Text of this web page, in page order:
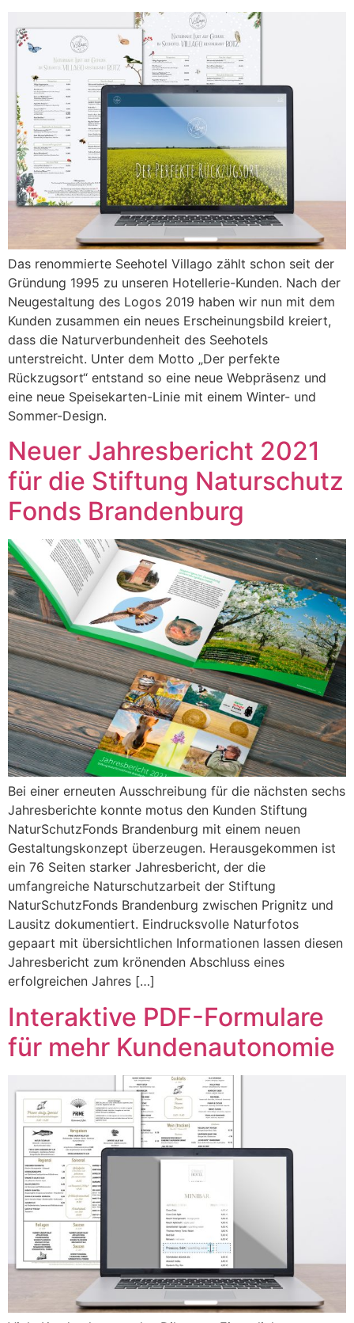
Das renommierte Seehotel Villago zählt schon seit der
Gründung 1995 zu unseren Hotellerie-Kunden. Nach der
Neugestaltung des Logos 2019 haben wir nun mit dem
Kunden zusammen ein neues Erscheinungsbild kreiert,
dass die Naturverbundenheit des Seehotels
unterstreicht. Unter dem Motto „Der perfekte
Rückzugsort“ entstand so eine neue Webpräsenz und
eine neue Speisekarten-Linie mit einem Winter- und
Sommer-Design.
Neuer Jahresbericht 2021
für die Stiftung Naturschutz
Fonds Brandenburg
Bei einer erneuten Ausschreibung für die nächsten sechs
Jahresberichte konnte motus den Kunden Stiftung
NaturSchutzFonds Brandenburg mit einem neuen
Gestaltungskonzept überzeugen. Herausgekommen ist
ein 76 Seiten starker Jahresbericht, der die
umfangreiche Naturschutzarbeit der Stiftung
NaturSchutzFonds Brandenburg zwischen Prignitz und
Lausitz dokumentiert. Eindrucksvolle Naturfotos
gepaart mit übersichtlichen Informationen lassen diesen
Jahresbericht zum krönenden Abschluss eines
erfolgreichen Jahres […]
Interaktive PDF-Formulare
für mehr Kundenautonomie